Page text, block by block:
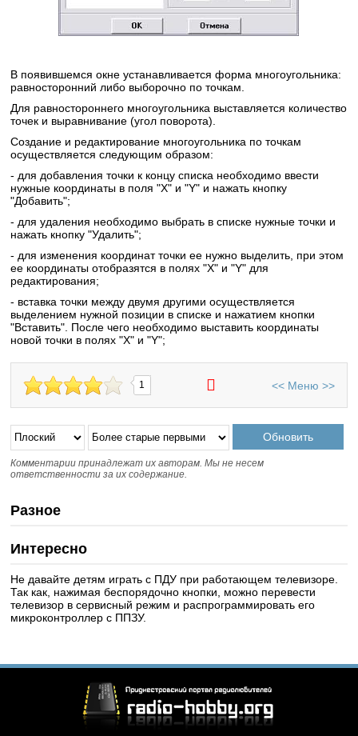
В появившемся окне устанавливается форма многоугольника:
равносторонний либо выборочно по точкам.
Для равностороннего многоугольника выставляется количество
точек и выравнивание (угол поворота).
Создание и редактирование многоугольника по точкам
осуществляется следующим образом:
- для добавления точки к концу списка необходимо ввести
нужные координаты в поля "X" и "Y" и нажать кнопку
"Добавить";
- для удаления необходимо выбрать в списке нужные точки и
нажать кнопку "Удалить";
- для изменения координат точки ее нужно выделить, при этом
ее координаты отобразятся в полях "X" и "Y" для
редактирования;
- вставка точки между двумя другими осуществляется
выделением нужной позиции в списке и нажатием кнопки
"Вставить". После чего необходимо выставить координаты
новой точки в полях "X" и "Y";
1 << Меню >>
Комментарии принадлежат их авторам. Мы не несем
ответственности за их содержание.
Разное
Интересно
Не давайте детям играть с ПДУ при работающем телевизоре.
Так как, нажимая беспорядочно кнопки, можно перевести
телевизор в сервисный режим и распрограммировать его
микроконтроллер с ППЗУ.